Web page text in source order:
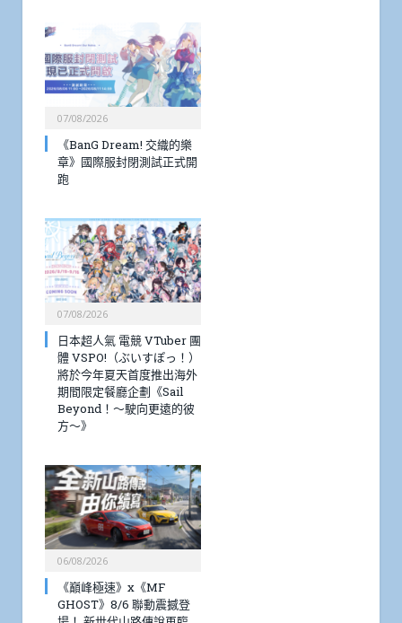
07/08/2026
《BanG Dream! 交織的樂
章》國際服封閉測試正式開
跑
07/08/2026
日本超人氣 電競 VTuber 團
體 VSPO!（ぶいすぽっ！）
將於今年夏天首度推出海外
期間限定餐廳企劃《Sail
Beyond！～駛向更遠的彼
方～》
06/08/2026
《巔峰極速》x《MF
GHOST》8/6 聯動震撼登